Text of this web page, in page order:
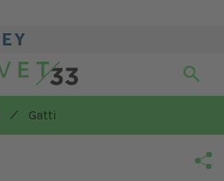
/ Gatti